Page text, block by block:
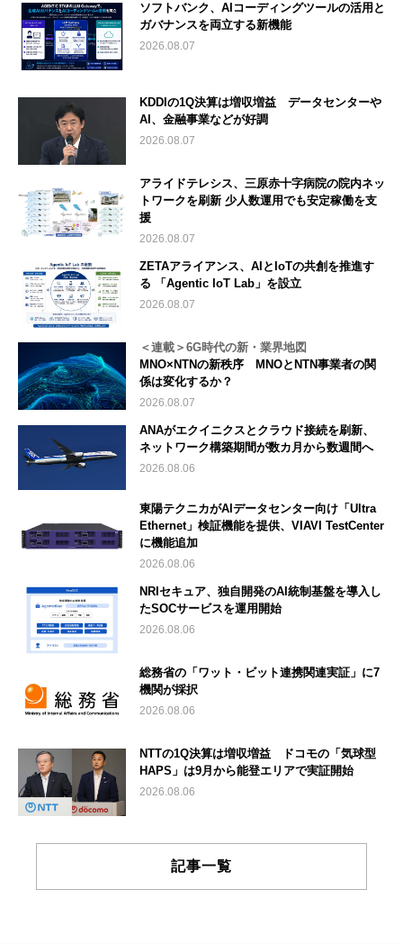
ソフトバンク、AIコーディングツールの活用と
ガバナンスを両立する新機能
2026.08.07
KDDIの1Q決算は増収増益 データセンターや
AI、金融事業などが好調
2026.08.07
アライドテレシス、三原赤十字病院の院内ネッ
トワークを刷新 少人数運用でも安定稼働を支
援
2026.08.07
ZETAアライアンス、AIとIoTの共創を推進す
る 「Agentic IoT Lab」を設立
2026.08.07
＜連載＞6G時代の新・業界地図
MNO×NTNの新秩序 MNOとNTN事業者の関
係は変化するか？
2026.08.07
ANAがエクイニクスとクラウド接続を刷新、
ネットワーク構築期間が数カ月から数週間へ
2026.08.06
東陽テクニカがAIデータセンター向け「Ultra
Ethernet」検証機能を提供、VIAVI TestCenter
に機能追加
2026.08.06
NRIセキュア、独自開発のAI統制基盤を導入し
たSOCサービスを運用開始
2026.08.06
総務省の「ワット・ビット連携関連実証」に7
機関が採択
2026.08.06
NTTの1Q決算は増収増益 ドコモの「気球型
HAPS」は9月から能登エリアで実証開始
2026.08.06
記事一覧